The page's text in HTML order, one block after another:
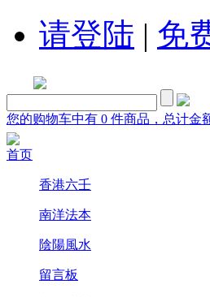
请登陆 | 免
您的购物车中有 0 件商品，总计金
首页
香港六壬
南洋法本
陰陽風水
留言板